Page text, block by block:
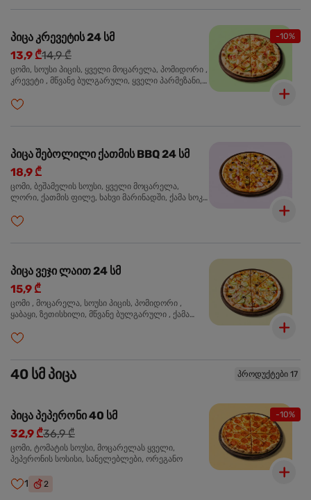
-10%
პიცა კრევეტის 24 სმ
13,9 ₾14,9 ₾
ცომი, სოუსი პიცის, ყველი მოცარელა, პომიდორი ,
კრევეტი , მწვანე ბულგარული, ყველი პარმეზანი,
პიცა შებოლილი ქათმის BBQ 24 სმ
18,9 ₾
ცომი, ბეშამელის სოუსი, ყველი მოცარელა,
ლორი, ქათმის ფილე, ხახვი მარინადში, ქამა სოკო
პიცა ვეჯი ლაით 24 სმ
15,9 ₾
ცომი , მოცარელა, სოუსი პიცის, პომიდორი ,
ყაბაყი, ზეთისხილი, მწვანე ბულგარული , ქამა
40 სმ პიცა პროდუქტები 17
-10%
პიცა პეპერონი 40 სმ
32,9 ₾36,9 ₾
ცომი, ტომატის სოუსი, მოცარელას ყველი,
პეპერონის სოსისი, სანელებლები, ორეგანო
1 2